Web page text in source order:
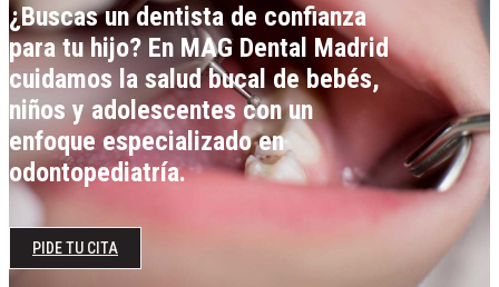
¿Buscas un dentista de confianza
para tu hijo? En MAG Dental Madrid
cuidamos la salud bucal de bebés,
niños y adolescentes con un
enfoque especializado en
odontopediatría.
PIDE TU CITA